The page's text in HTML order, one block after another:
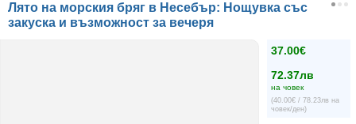
Лято на морския бряг в Несебър: Нощувка със
закуска и възможност за вечеря
37.00€
72.37лв
на човек
(40.00€ / 78.23лв на
човек/ден)